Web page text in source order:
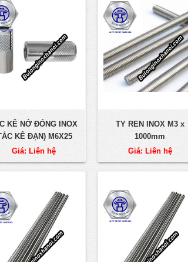
KÊ NỞ ĐÓNG INOX
KÊ ĐẠN) M6X25
Giá: Liên hệ
TY REN INOX M3 x
1000mm
Giá: Liên hệ